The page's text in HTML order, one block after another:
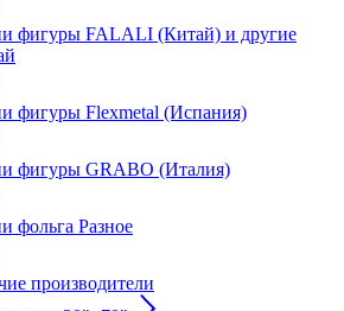
фигуры FALALI (Китай) и другие
фигуры Flexmetal (Испания)
фигуры GRABO (Италия)
фольга Разное
производители